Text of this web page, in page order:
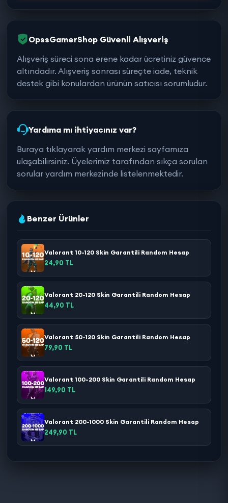
OpssGamerShop Güvenli Alışveriş
Alışveriş süreci sona erene kadar ücretiniz güvence
altındadır. Alışveriş sonrası süreçte iade, teknik
destek gibi konulardan ürünün satıcısı sorumludur.
Yardıma mı ihtiyacınız var?
Buraya tıklayarak yardım merkezi sayfamıza
ulaşabilirsiniz. Üyelerimiz tarafından sıkça sorulan
sorular yardım merkezinde listelenmektedir.
Benzer Ürünler
Valorant 10-120 Skin Garantili Random Hesap
24,90 TL
Valorant 20-120 Skin Garantili Random Hesap
44,90 TL
Valorant 50-120 Skin Garantili Random Hesap
79,90 TL
Valorant 100-200 Skin Garantili Random Hesap
149,90 TL
Valorant 200-1000 Skin Garantili Random Hesap
249,90 TL